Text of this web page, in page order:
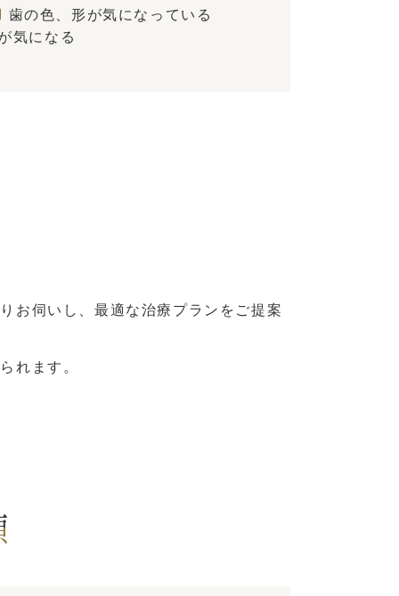
歯の色、形が気になっている
気になる
お伺いし、最適な治療プランをご提案
れます。